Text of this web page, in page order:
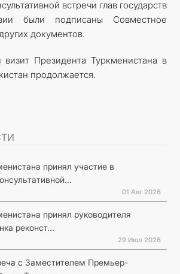
встречи глав государств
были подписаны Совместное
документов.
визит Президента Туркменистана в
продолжается.
принял участие в
01 Авг 2026
принял руководителя
реконст...
29 Июл 2026
с Заместителем Премьер-